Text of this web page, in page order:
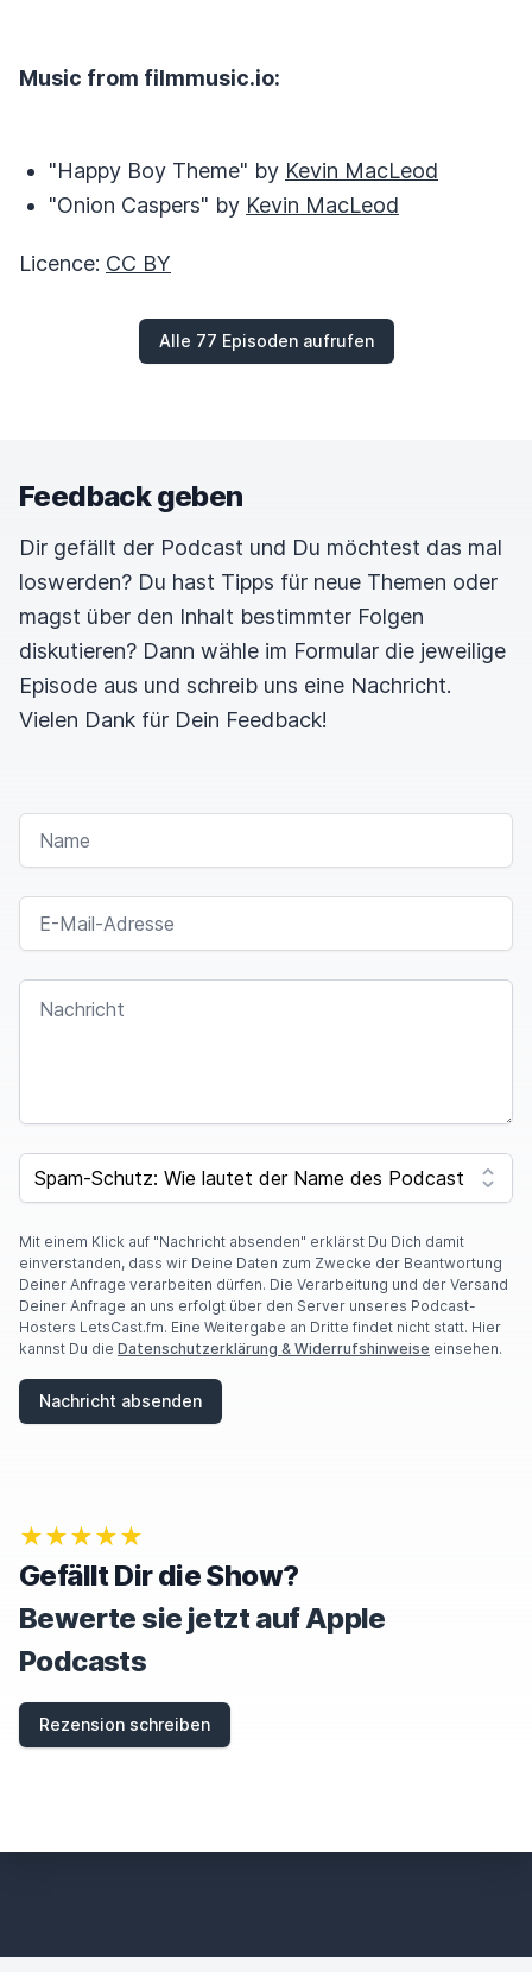
Music from filmmusic.io:
"Happy Boy Theme" by Kevin MacLeod
"Onion Caspers" by Kevin MacLeod
Licence: CC BY
Alle 77 Episoden aufrufen
Feedback geben
Dir gefällt der Podcast und Du möchtest das mal
loswerden? Du hast Tipps für neue Themen oder
magst über den Inhalt bestimmter Folgen
diskutieren? Dann wähle im Formular die jeweilige
Episode aus und schreib uns eine Nachricht.
Vielen Dank für Dein Feedback!
NAME
E-MAIL-ADRESSE
NACHRICHT
SPAM CAPTCHA
Mit einem Klick auf "Nachricht absenden" erklärst Du Dich damit
einverstanden, dass wir Deine Daten zum Zwecke der Beantwortung
Deiner Anfrage verarbeiten dürfen. Die Verarbeitung und der Versand
Deiner Anfrage an uns erfolgt über den Server unseres Podcast-
Hosters LetsCast.fm. Eine Weitergabe an Dritte findet nicht statt. Hier
kannst Du die Datenschutzerklärung & Widerrufshinweise einsehen.
Nachricht absenden
★★★★★
Gefällt Dir die Show?
Bewerte sie jetzt auf Apple
Podcasts
Rezension schreiben